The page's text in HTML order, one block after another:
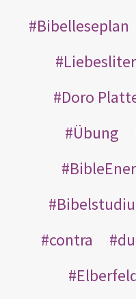
Bibelleseplan
Doro
Übung
contra